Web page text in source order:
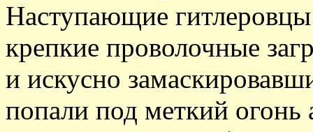
Наступающие
крепкие проволочные
и искусно
попали под меткий огонь